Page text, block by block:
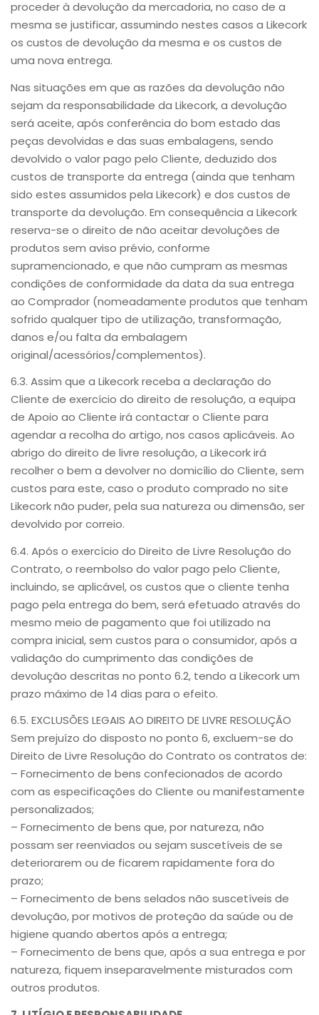
proceder à devolução da mercadoria, no caso de a
mesma se justificar, assumindo nestes casos a Likecork
os custos de devolução da mesma e os custos de
uma nova entrega.
Nas situações em que as razões da devolução não
sejam da responsabilidade da Likecork, a devolução
será aceite, após conferência do bom estado das
peças devolvidas e das suas embalagens, sendo
devolvido o valor pago pelo Cliente, deduzido dos
custos de transporte da entrega (ainda que tenham
sido estes assumidos pela Likecork) e dos custos de
transporte da devolução. Em consequência a Likecork
reserva-se o direito de não aceitar devoluções de
produtos sem aviso prévio, conforme
supramencionado, e que não cumpram as mesmas
condições de conformidade da data da sua entrega
ao Comprador (nomeadamente produtos que tenham
sofrido qualquer tipo de utilização, transformação,
danos e/ou falta da embalagem
original/acessórios/complementos).
6.3. Assim que a Likecork receba a declaração do
Cliente de exercício do direito de resolução, a equipa
de Apoio ao Cliente irá contactar o Cliente para
agendar a recolha do artigo, nos casos aplicáveis. Ao
abrigo do direito de livre resolução, a Likecork irá
recolher o bem a devolver no domicílio do Cliente, sem
custos para este, caso o produto comprado no site
Likecork não puder, pela sua natureza ou dimensão, ser
devolvido por correio.
6.4. Após o exercício do Direito de Livre Resolução do
Contrato, o reembolso do valor pago pelo Cliente,
incluindo, se aplicável, os custos que o cliente tenha
pago pela entrega do bem, será efetuado através do
mesmo meio de pagamento que foi utilizado na
compra inicial, sem custos para o consumidor, após a
validação do cumprimento das condições de
devolução descritas no ponto 6.2, tendo a Likecork um
prazo máximo de 14 dias para o efeito.
6.5. EXCLUSÕES LEGAIS AO DIREITO DE LIVRE RESOLUÇÃO
Sem prejuízo do disposto no ponto 6, excluem-se do
Direito de Livre Resolução do Contrato os contratos de:
– Fornecimento de bens confecionados de acordo
com as especificações do Cliente ou manifestamente
personalizados;
– Fornecimento de bens que, por natureza, não
possam ser reenviados ou sejam suscetíveis de se
deteriorarem ou de ficarem rapidamente fora do
prazo;
– Fornecimento de bens selados não suscetíveis de
devolução, por motivos de proteção da saúde ou de
higiene quando abertos após a entrega;
– Fornecimento de bens que, após a sua entrega e por
natureza, fiquem inseparavelmente misturados com
outros produtos.